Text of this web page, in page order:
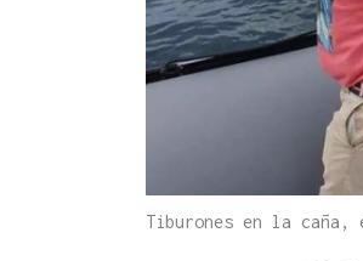
Tiburones en la caña,